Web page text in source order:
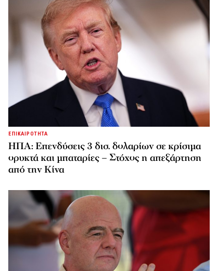
ΕΠΙΚΑΙΡΟΤΗΤΑ
ΗΠΑ: Επενδύσεις 3 δισ. δολαρίων σε κρίσιμα
ορυκτά και μπαταρίες – Στόχος η απεξάρτηση
από την Κίνα